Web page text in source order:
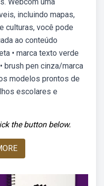
incluindo mapas,
culturas, você pode
ao conteúdo
• marca texto verde
brush pen cinza/marca
modelos prontos de
escolares e
the button below.